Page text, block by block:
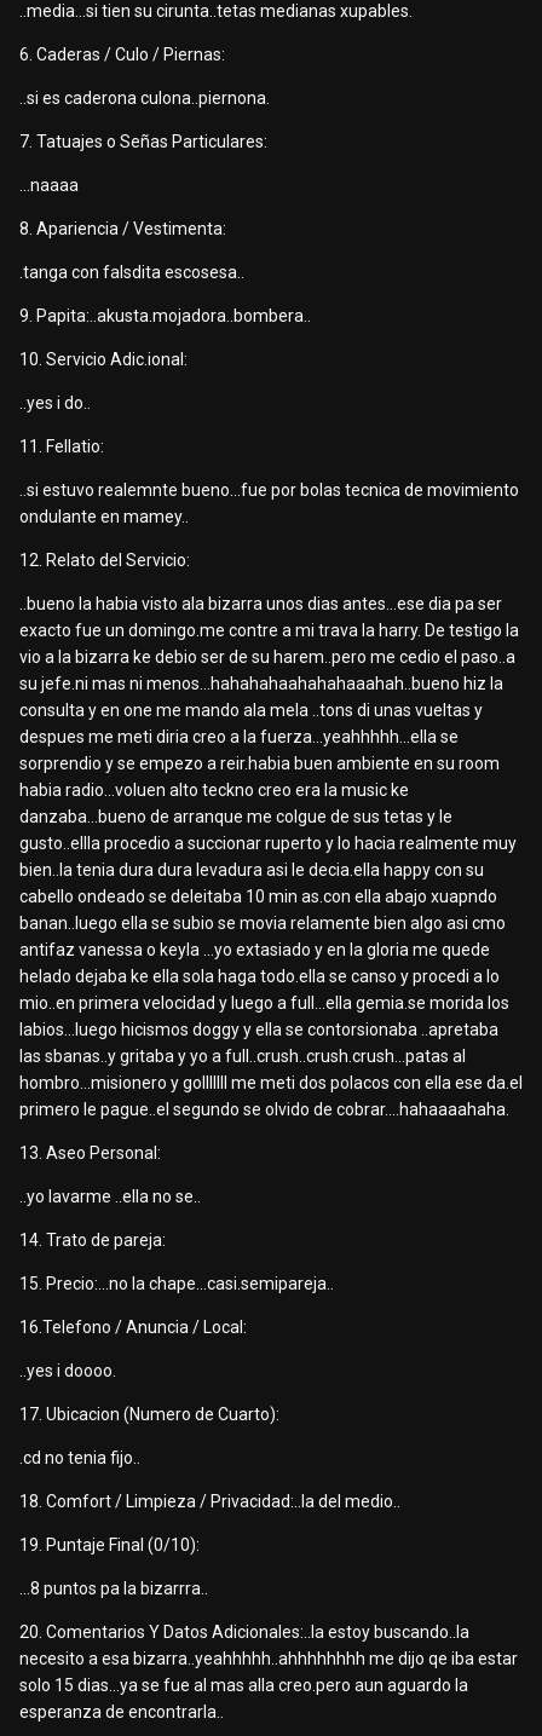
..media...si tien su cirunta..tetas medianas xupables.
6. Caderas / Culo / Piernas:
..si es caderona culona..piernona.
7. Tatuajes o Señas Particulares:
...naaaa
8. Apariencia / Vestimenta:
.tanga con falsdita escosesa..
9. Papita:..akusta.mojadora..bombera..
10. Servicio Adic.ional:
..yes i do..
11. Fellatio:
..si estuvo realemnte bueno...fue por bolas tecnica de movimiento
ondulante en mamey..
12. Relato del Servicio:
..bueno la habia visto ala bizarra unos dias antes...ese dia pa ser
exacto fue un domingo.me contre a mi trava la harry. De testigo la
vio a la bizarra ke debio ser de su harem..pero me cedio el paso..a
su jefe.ni mas ni menos...hahahahaahahahaaahah..bueno hiz la
consulta y en one me mando ala mela ..tons di unas vueltas y
despues me meti diria creo a la fuerza...yeahhhhh...ella se
sorprendio y se empezo a reir.habia buen ambiente en su room
habia radio...voluen alto teckno creo era la music ke
danzaba...bueno de arranque me colgue de sus tetas y le
gusto..ellla procedio a succionar ruperto y lo hacia realmente muy
bien..la tenia dura dura levadura asi le decia.ella happy con su
cabello ondeado se deleitaba 10 min as.con ella abajo xuapndo
banan..luego ella se subio se movia relamente bien algo asi cmo
antifaz vanessa o keyla ...yo extasiado y en la gloria me quede
helado dejaba ke ella sola haga todo.ella se canso y procedi a lo
mio..en primera velocidad y luego a full...ella gemia.se morida los
labios...luego hicismos doggy y ella se contorsionaba ..apretaba
las sbanas..y gritaba y yo a full..crush..crush.crush...patas al
hombro...misionero y golllllll me meti dos polacos con ella ese da.el
primero le pague..el segundo se olvido de cobrar....hahaaaahaha.
13. Aseo Personal:
..yo lavarme ..ella no se..
14. Trato de pareja:
15. Precio:...no la chape...casi.semipareja..
16.Telefono / Anuncia / Local:
..yes i doooo.
17. Ubicacion (Numero de Cuarto):
.cd no tenia fijo..
18. Comfort / Limpieza / Privacidad:..la del medio..
19. Puntaje Final (0/10):
...8 puntos pa la bizarrra..
20. Comentarios Y Datos Adicionales:..la estoy buscando..la
necesito a esa bizarra..yeahhhhh..ahhhhhhhh me dijo qe iba estar
solo 15 dias...ya se fue al mas alla creo.pero aun aguardo la
esperanza de encontrarla..